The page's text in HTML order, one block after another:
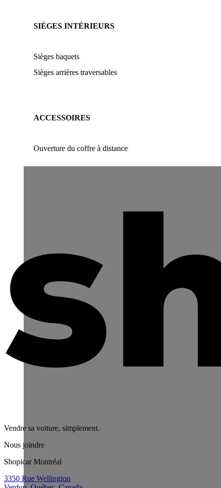
SIÈGES INTÉRIEURS
Sièges baquets
Sièges arrières traversables
ACCESSOIRES
Ouverture du coffre à distance
Vendre sa voiture, simplement.
Nous joindre
Shopicar Montréal
3350 Rue Wellington